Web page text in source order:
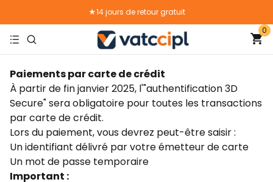
★14 jours de retour gratuit
★Livraison gratuite
0
Paiements par carte de crédit
À partir de fin janvier 2025, l'"authentification 3D
Secure" sera obligatoire pour toutes les transactions
par carte de crédit.
Lors du paiement, vous devrez peut-être saisir :
Un identifiant délivré par votre émetteur de carte
Un mot de passe temporaire
Important :